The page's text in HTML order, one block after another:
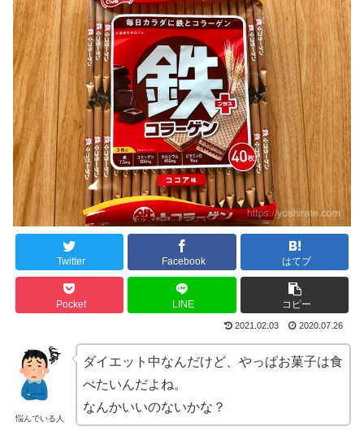
Twitter Facebook はてブ
Pocket LINE コピー
2021.02.03 2020.07.26
悩んでいる人
ダイエット中なんだけど、やっぱお菓子は食
べたいんだよね。
なんかいいのないかな？